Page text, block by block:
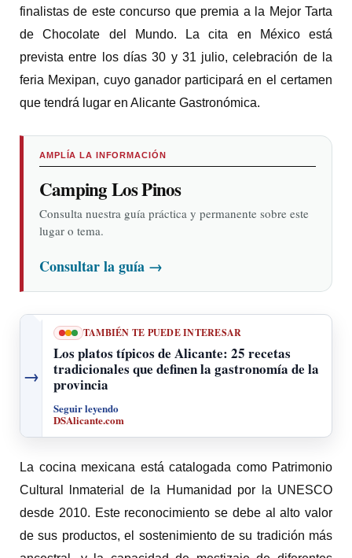
finalistas de este concurso que premia a la Mejor Tarta
de Chocolate del Mundo. La cita en México está
prevista entre los días 30 y 31 julio, celebración de la
feria Mexipan, cuyo ganador participará en el certamen
que tendrá lugar en Alicante Gastronómica.
AMPLÍA LA INFORMACIÓN
Camping Los Pinos
Consulta nuestra guía práctica y permanente sobre este
lugar o tema.
Consultar la guía →
→
TAMBIÉN TE PUEDE INTERESAR
Los platos típicos de Alicante: 25 recetas
tradicionales que definen la gastronomía de la
provincia
Seguir leyendo
DSAlicante.com
La cocina mexicana está catalogada como Patrimonio
Cultural lnmaterial de la Humanidad por la UNESCO
desde 2010. Este reconocimiento se debe al alto valor
de sus productos, el sostenimiento de su tradición más